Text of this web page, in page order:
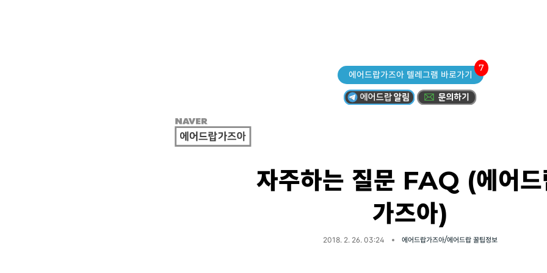
에어드랍가즈아 텔레그램 바로가기
7
자주하는 질문 FAQ (에어
가즈아)
2018. 2. 26. 03:24 에어드랍가즈아/에어드랍 꿀팁정보